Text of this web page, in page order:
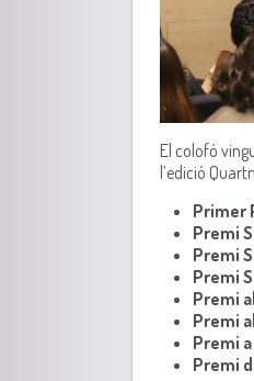
El colofó
l’edició
Primer
Premi
Premi
Premi
Premi
Premi
Premi
Premi